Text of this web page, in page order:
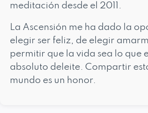
meditación desde el 2011.
La Ascensión me ha dado la
elegir ser feliz, de elegir
permitir que la vida sea lo que
absoluto deleite. Compartir
mundo es un honor.